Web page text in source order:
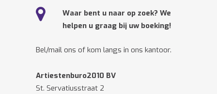
Waar bent u naar op zoek? We
helpen u graag bij uw boeking!
Bel/mail ons of kom langs in ons kantoor.
Artiestenburo2010 BV
St. Servatiusstraat 2